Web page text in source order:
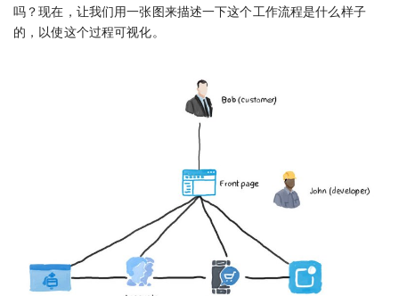
吗？现在，让我们用一张图来描述一下这个工作流程是什么样子
的，以使这个过程可视化。